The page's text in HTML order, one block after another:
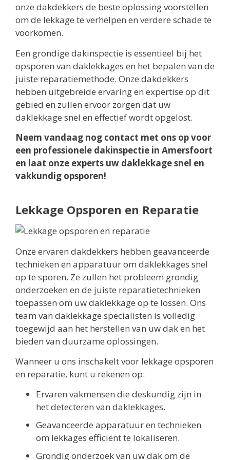
onze dakdekkers de beste oplossing voorstellen
om de lekkage te verhelpen en verdere schade te
voorkomen.
Een grondige dakinspectie is essentieel bij het
opsporen van daklekkages en het bepalen van de
juiste reparatiemethode. Onze dakdekkers
hebben uitgebreide ervaring en expertise op dit
gebied en zullen ervoor zorgen dat uw
daklekkage snel en effectief wordt opgelost.
Neem vandaag nog contact met ons op voor
een professionele dakinspectie in Amersfoort
en laat onze experts uw daklekkage snel en
vakkundig opsporen!
Lekkage Opsporen en Reparatie
Onze ervaren dakdekkers hebben geavanceerde
technieken en apparatuur om daklekkages snel
op te sporen. Ze zullen het probleem grondig
onderzoeken en de juiste reparatietechnieken
toepassen om uw daklekkage op te lossen. Ons
team van daklekkage specialisten is volledig
toegewijd aan het herstellen van uw dak en het
bieden van duurzame oplossingen.
Wanneer u ons inschakelt voor lekkage opsporen
en reparatie, kunt u rekenen op:
Ervaren vakmensen die deskundig zijn in
het detecteren van daklekkages.
Geavanceerde apparatuur en technieken
om lekkages efficiënt te lokaliseren.
Grondig onderzoek van uw dak om de